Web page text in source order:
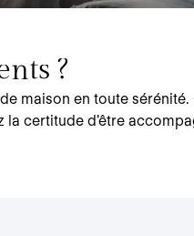
?
maison en toute
certitude d'être